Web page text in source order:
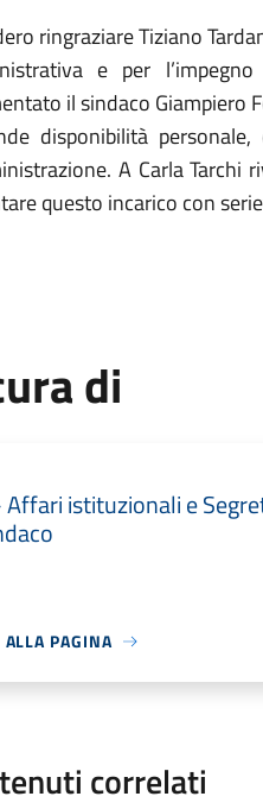
ringraziare Tiziano
e per
il sindaco Giampiero
disponibilità
A Carla
questo incarico con
di
Affari istituzionali e
ALLA PAGINA
correlati